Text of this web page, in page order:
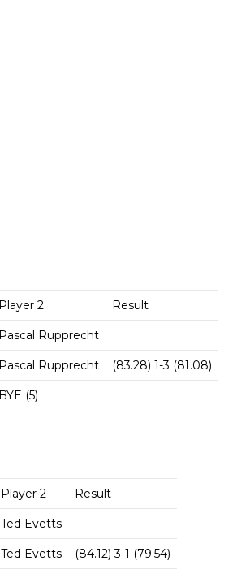
Player 2 Result
Pascal Rupprecht
Pascal Rupprecht (83.28) 1-3 (81.08)
BYE (5)
Player 2 Result
Ted Evetts
Ted Evetts (84.12) 3-1 (79.54)